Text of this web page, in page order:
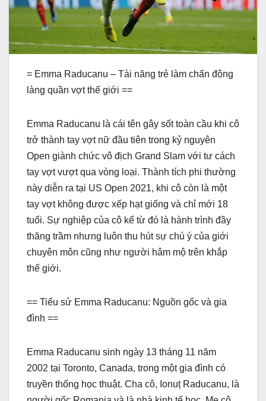
= Emma Raducanu – Tài năng trẻ làm chấn động
làng quần vợt thế giới ==
Emma Raducanu là cái tên gây sốt toàn cầu khi cô
trở thành tay vợt nữ đầu tiên trong kỷ nguyên
Open giành chức vô địch Grand Slam với tư cách
tay vợt vượt qua vòng loại. Thành tích phi thường
này diễn ra tại US Open 2021, khi cô còn là một
tay vợt không được xếp hạt giống và chỉ mới 18
tuổi. Sự nghiệp của cô kể từ đó là hành trình đầy
thăng trầm nhưng luôn thu hút sự chú ý của giới
chuyên môn cũng như người hâm mộ trên khắp
thế giới.
== Tiểu sử Emma Raducanu: Nguồn gốc và gia
đình ==
Emma Raducanu sinh ngày 13 tháng 11 năm
2002 tại Toronto, Canada, trong một gia đình có
truyền thống học thuật. Cha cô, Ionuț Raducanu, là